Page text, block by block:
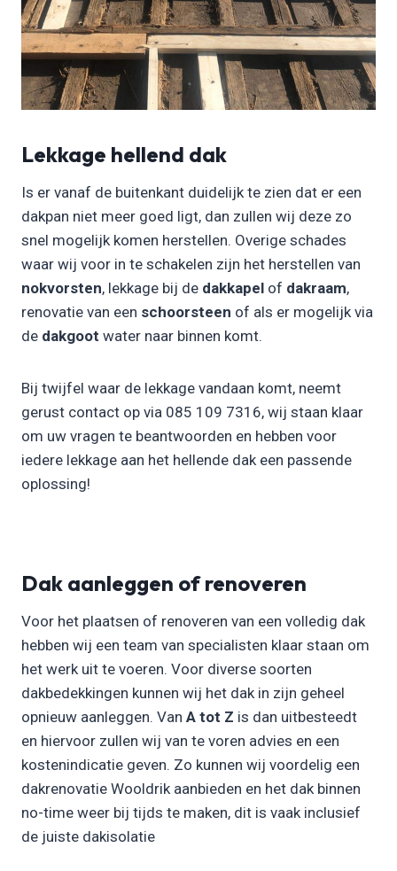
Lekkage hellend dak
Is er vanaf de buitenkant duidelijk te zien dat er een
dakpan niet meer goed ligt, dan zullen wij deze zo
snel mogelijk komen herstellen. Overige schades
waar wij voor in te schakelen zijn het herstellen van
nokvorsten, lekkage bij de dakkapel of dakraam,
renovatie van een schoorsteen of als er mogelijk via
de dakgoot water naar binnen komt.
Bij twijfel waar de lekkage vandaan komt, neemt
gerust contact op via 085 109 7316, wij staan klaar
om uw vragen te beantwoorden en hebben voor
iedere lekkage aan het hellende dak een passende
oplossing!
Dak aanleggen of renoveren
Voor het plaatsen of renoveren van een volledig dak
hebben wij een team van specialisten klaar staan om
het werk uit te voeren. Voor diverse soorten
dakbedekkingen kunnen wij het dak in zijn geheel
opnieuw aanleggen. Van A tot Z is dan uitbesteedt
en hiervoor zullen wij van te voren advies en een
kostenindicatie geven. Zo kunnen wij voordelig een
dakrenovatie Wooldrik aanbieden en het dak binnen
no-time weer bij tijds te maken, dit is vaak inclusief
de juiste dakisolatie